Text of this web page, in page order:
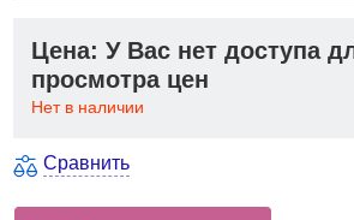
Цена: У Вас нет доступа
просмотра цен
Нет в наличии
Сравнить